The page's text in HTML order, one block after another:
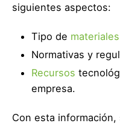
siguientes aspectos:
Tipo de
Normativas y
Recursos
empresa.
Con esta